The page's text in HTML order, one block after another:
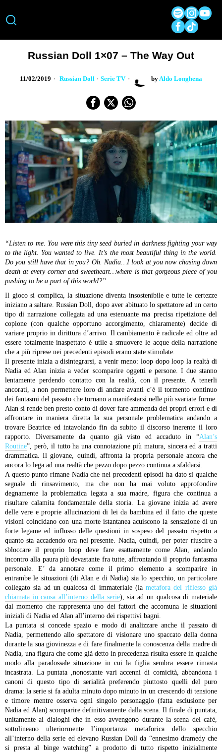
Russian Doll 1×07 – The Way Out
11/02/2019 Russian Doll · Serie TV by Aldo Longhena
“Listen to me. You were this tiny seed buried in darkness fighting your way
to the light. You wanted to live. It’s the most beautiful thing in the world.
Do you still have that in you? Oh. Nadia…I look at you now chasing down
death at every corner and sweetheart…where is that gorgeous piece of you
pushing to be a part of this world?”
Il gioco si complica, la situazione diventa insostenibile e tutte le certezze
iniziano a saltare. Russian Doll, dopo aver abituato lo spettatore ad un certo
tipo di narrazione collegata ad una estenuante ma precisa ripetizione del
copione (con qualche opportuno accorgimento, chiaramente) decide di
variare proprio in dirittura d’arrivo. Il cambiamento è radicale ed oltre ad
essere totalmente inaspettato è utile a smuovere le acque della narrazione
che a più riprese nei precedenti episodi erano state stimolate.
Il presente inizia a disintegrarsi, a venir meno: loop dopo loop la realtà di
Nadia ed Alan inizia a veder scomparire oggetti e persone. I due stanno
lentamente perdendo contatto con la realtà, con il presente. A tenerli
ancorati, a non permettere loro di andare avanti c’è il tormento continuo
dei fantasmi del passato che tornano a manifestarsi nelle più svariate forme.
Alan si rende ben presto conto di dover fare ammenda dei propri errori e di
affrontare in maniera diretta la sua personale problematica andando a
trovare Beatrice ed intavolando fin da subito il discorso inerente il loro
rapporto. Diversamente da quanto già visto ed accaduto in “Alan’s
Routine”, però, il tutto ha una connotazione più matura, sincera ed a tratti
drammatica. Il giovane, quindi, affronta la propria personale ancora che
ancora lo lega ad una realtà che pezzo dopo pezzo continua a sfaldarsi.
A questo punto rimane Nadia che nei precedenti episodi ha dato sì qualche
segnale di rinsavimento, ma che non ha mai voluto approfondire
degnamente la problematica legata a sua madre, figura che continua a
risultare calamita fondamentale della storia. La giovane inizia ad avere
delle vere e proprie allucinazioni di lei da bambina ed il fatto che queste
visioni coincidano con una morte istantanea acuiscono la sensazione di un
forte legame ed influsso delle questioni in sospeso del passato rispetto a
quanto sta accadendo ora nel presente. Nadia, quindi, per poter riuscire a
sbloccare il proprio loop deve fare esattamente come Alan, andando
incontro alla paura più devastante fra tutte, affrontando il proprio fantasma
personale.
E’ da annotare come il primo elemento a scomparire in
entrambe le situazioni (di Alan e di Nadia) sia lo specchio, un particolare
collegato sia ad un qualcosa di immateriale (lametafora del riflesso già
chiamata in causa all’interno della serie), sia ad un qualcosa di materiale
dal momento che rappresenta uno dei fattori che accomuna le situazioni
iniziali di Nadia ed Alan all’interno dei rispettivi bagni.
La puntata si concede spazio e modo di analizzare anche il passato di
Nadia, permettendo allo spettatore di visionare uno spaccato della donna
durante la sua giovinezza e di fare finalmente la conoscenza della madre di
Nadia, una figura che come già detto in precedenza risulta essere in qualche
modo alla paradossale situazione in cui la figlia sembra essere rimasta
incastrata.
La puntata ,nonostante vari accenni di comicità, abbandona i
canoni di questo tipo di serialità preferendo piuttosto quelli del puro
drama: la serie si fa adulta minuto dopo minuto in un crescendo di tensione
e timore mentre osserva ogni singolo personaggio (fatta esclusione per
Nadia ed Alan) scomparire definitivamente dalla scena. Il finale di puntata,
unitamente ai dialoghi che in esso avvengono durante la scena del cafè,
sottolineano ulteriormente l’importanza metaforica dello specchio
all’interno della serie ed elevano Russian Doll da “ennesimo dramedy che
si presta al binge watching” a prodotto di tutto rispetto inizialmente